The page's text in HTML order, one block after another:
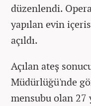
düzenlendi.
yapılan evin
açıldı.
Açılan ateş
Müdürlüğü'nde
mensubu olan 27